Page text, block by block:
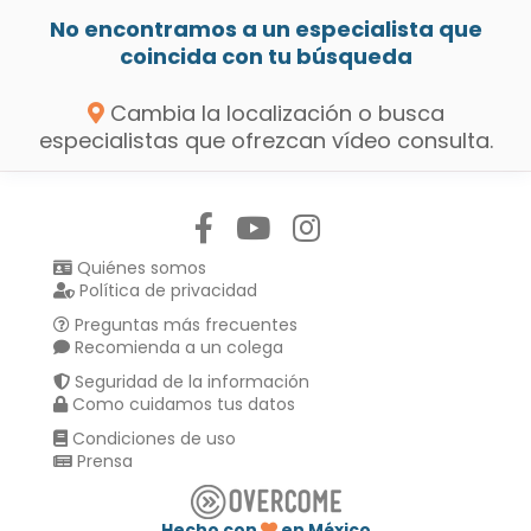
No encontramos a un especialista que
coincida con tu búsqueda
Cambia la localización o busca
especialistas que ofrezcan vídeo consulta.
Quiénes somos
Política de privacidad
Preguntas más frecuentes
Recomienda a un colega
Seguridad de la información
Como cuidamos tus datos
Condiciones de uso
Prensa